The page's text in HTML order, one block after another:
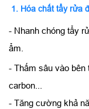
1. Hóa chất tẩy rửa
- Nhanh chóng tẩy
ẩm.
- Thấm sâu vào bên
carbon...
- Tăng cường khả